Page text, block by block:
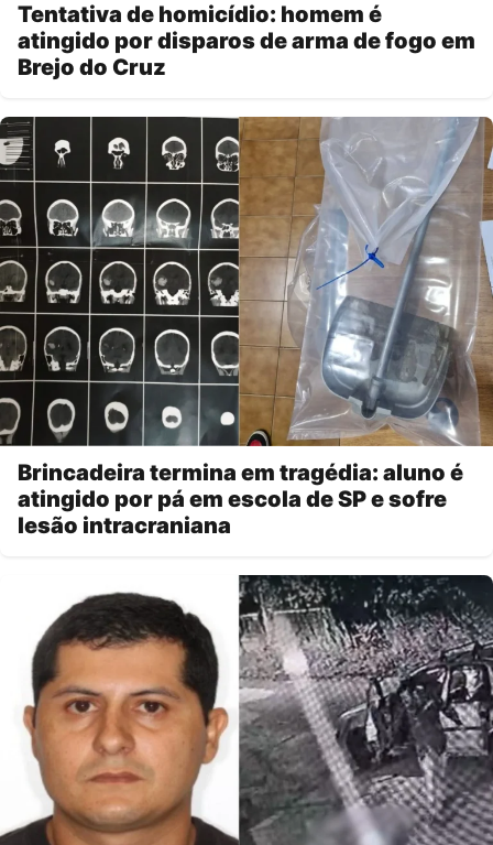
Tentativa de homicídio: homem é
atingido por disparos de arma de fogo em
Brejo do Cruz
Brincadeira termina em tragédia: aluno é
atingido por pá em escola de SP e sofre
lesão intracraniana